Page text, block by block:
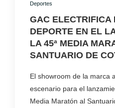
Deportes
GAC ELECTRIFICA
DEPORTE EN EL
LA 45ª MEDIA
SANTUARIO DE
El showroom de la marca
escenario para el
Media Maratón al